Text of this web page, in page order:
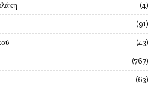
4
91
43
767
63